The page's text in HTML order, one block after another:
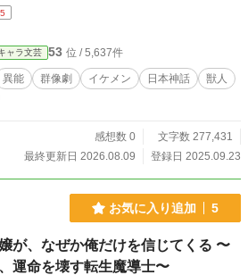
女《おとめ》」。 彼女は同じ天津人の
となる。 彼女は異形による大災厄に対抗するた
ックスして剣を産み与え最強の戦士にする」女
ち気で図太い」美貌の十七歳・高野原茉莉花
隠し、四人のきょうだい達と仙台市郊外で暮ら
処女を守っていた茉莉花だが、思いがけない相手
ってしまう。彼は自分と「結ばれることを許され
過ぎる使命と秘密」も明かされて行く。 好き
れる。務めも果たす。両方とも絶対に諦めない―
な現代伝奇日常ファンタジー。 話の展開は
大きく動き出し、後半からメインである恋愛ミ
ャラ文芸 53 位 / 5,637件
異能 群像劇 イケメン 日本神話
獣人
感想数 0
文字数 277,431
最終更新日 2026.08.09
登録日 2025.09.23
お気に入り追加 5
が、なぜか俺だけを信じてくる 〜
運命を壊す転生魔導士〜